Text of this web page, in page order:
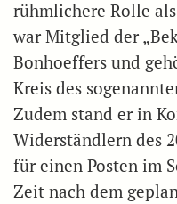
rühmlichere Rolle
war Mitglied der
Bonhoeffers und
Kreis des
Zudem stand er in
Widerständlern des
für einen Posten im
Zeit nach dem